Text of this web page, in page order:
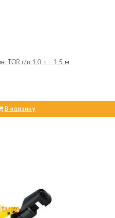
TOR г/п 1,0 т L 1,5 м
В корзину